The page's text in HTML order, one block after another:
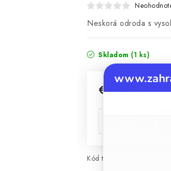
Neskorá odroda s
Skladom (1 ks)
€1,25
Kód tovaru: